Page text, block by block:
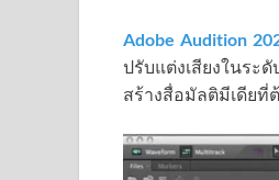
Adobe Audition
ปรับแต่งเสียงในระ
สร้างสื่อมัลติมีเดียที่